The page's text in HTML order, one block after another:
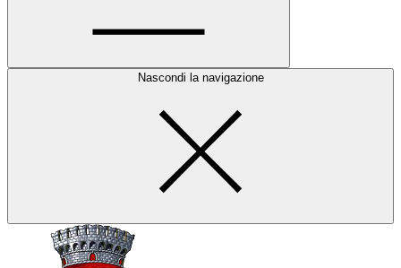
Nascondi la navigazione